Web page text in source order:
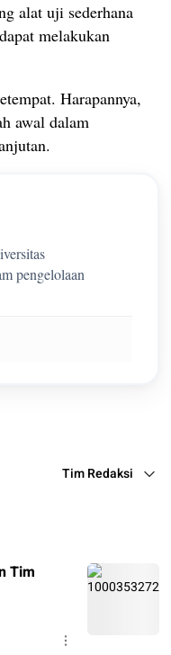
alat uji sederhana
melakukan
Harapannya,
awal dalam
pengelolaan
Tim Redaksi
Tim